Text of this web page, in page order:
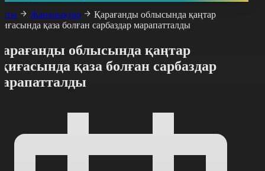
Жаңалықтар
Қарағанды облысында қаңтар
қаза болған сарбаздар марапатталды
облысында қаңтар
қаза болған сарбаздар